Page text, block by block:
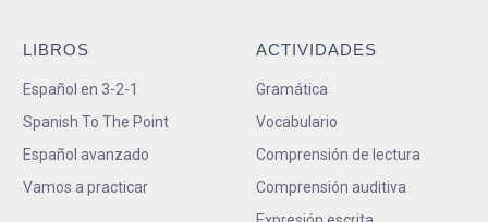
LIBROS
Español en 3-2-1
Spanish To The Point
Español avanzado
Vamos a practicar
ACTIVIDADES
Gramática
Vocabulario
Comprensión de lectura
Comprensión auditiva